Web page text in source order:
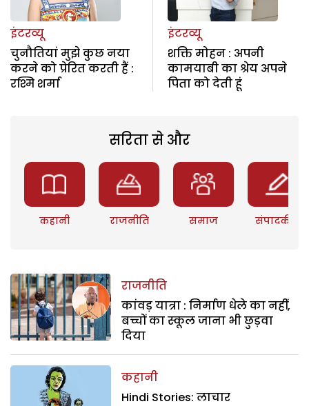
इंटरव्यू
चुनौतियां मुझे कुछ नया
करने को प्रेरित करती हैं :
रश्मि शर्मा
इंटरव्यू
शक्ति मोहन : अपनी
कामयाबी का श्रेय अपने
पिता को देती हूं
सरिता से और
कहानी राजनीति समाज संपादकीय
राजनीति
कांवड़ यात्रा : निर्माण धेले का नहीं,
बच्चों का स्कूल जाना भी छुड़वा
दिया
कहानी
Hindi Stories: लाचार